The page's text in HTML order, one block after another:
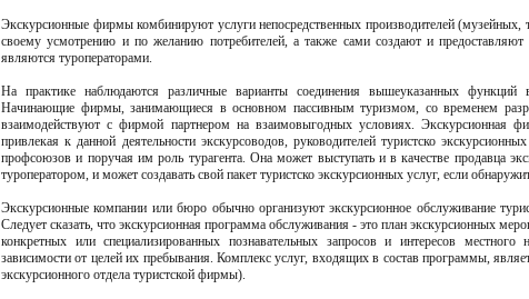
Экскурсионные фирмы комбинируют услуги непосредственных производителей (музейных,
своему усмотрению и по желанию потребителей, а также сами создают и предоставляют
являются туроператорами.
На практике наблюдаются различные варианты соединения вышеуказанных
Начинающие фирмы, занимающиеся в основном пассивным туризмом, со временем
взаимодействуют с фирмой партнером на взаимовыгодных условиях. Экскурсионная
привлекая к данной деятельности экскурсоводов, руководителей туристско
профсоюзов и поручая им роль турагента. Она может выступать и в качестве продавца
туроператором, и может создавать свой пакет туристско экскурсионных услуг, если
Экскурсионные компании или бюро обычно организуют экскурсионное обслуживание
Следует сказать, что экскурсионная программа обслуживания - это план экскурсионных
конкретных или специализированных познавательных запросов и интересов местного
зависимости от целей их пребывания. Комплекс услуг, входящих в состав программы,
экскурсионного отдела туристской фирмы).